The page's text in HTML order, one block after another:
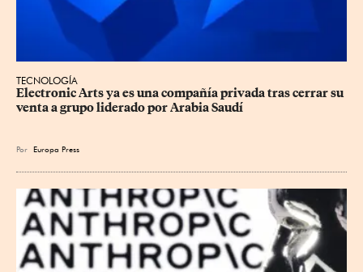
TECNOLOGÍA
Electronic Arts ya es una compañía privada tras cerrar su
venta a grupo liderado por Arabia Saudí
Por Europa Press